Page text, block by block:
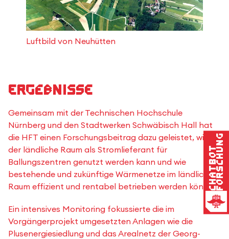
Luftbild von Neuhütten
Ergebnisse
Gemeinsam mit der Technischen Hochschule
Nürnberg und den Stadtwerken Schwäbisch Hall hat
die HFT einen Forschungsbeitrag dazu geleistet, wie
der ländliche Raum als Stromlieferant für
Ballungszentren genutzt werden kann und wie
bestehende und zukünftige Wärmenetze im ländlichen
Raum effizient und rentabel betrieben werden können.
Ein intensives Monitoring fokussierte die im
Vorgängerprojekt umgesetzten Anlagen wie die
Plusenergiesiedlung und das Arealnetz der Georg-
ChatbotForschung